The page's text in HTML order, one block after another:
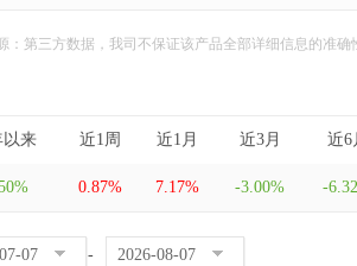
：第三方数据，我司不保证该产品全部详细信息的准
以来 近1周 近1月 近3月 近6
0.87% 7.17% -3.00% -
-